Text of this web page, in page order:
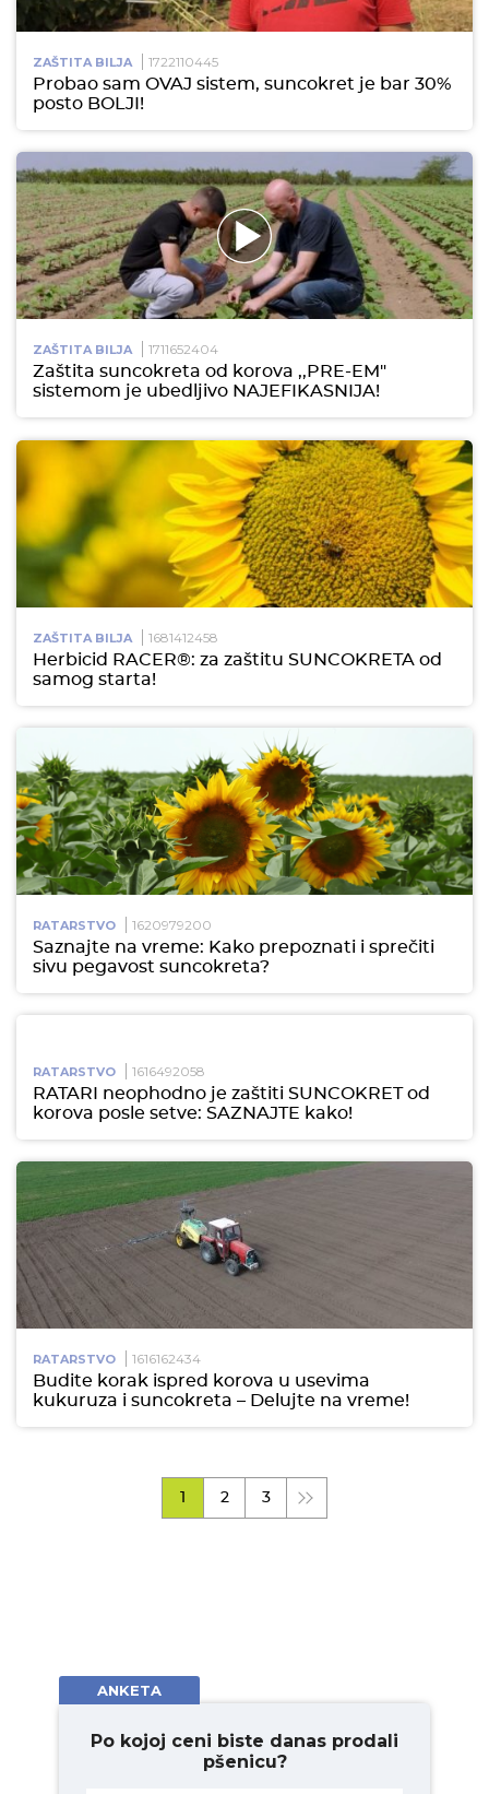
ZAŠTITA BILJA 1722110445
Probao sam OVAJ sistem, suncokret je bar 30%
posto BOLJI!
ZAŠTITA BILJA 1711652404
Zaštita suncokreta od korova ,,PRE-EM"
sistemom je ubedljivo NAJEFIKASNIJA!
ZAŠTITA BILJA 1681412458
Herbicid RACER®: za zaštitu SUNCOKRETA od
samog starta!
RATARSTVO 1620979200
Saznajte na vreme: Kako prepoznati i sprečiti
sivu pegavost suncokreta?
RATARSTVO 1616492058
RATARI neophodno je zaštiti SUNCOKRET od
korova posle setve: SAZNAJTE kako!
RATARSTVO 1616162434
Budite korak ispred korova u usevima
kukuruza i suncokreta – Delujte na vreme!
1 2 3
ANKETA
Po kojoj ceni biste danas prodali
pšenicu?